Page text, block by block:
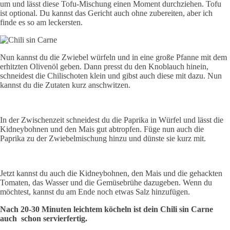
um und lässt diese Tofu-Mischung einen Moment durchziehen. Tofu
ist optional. Du kannst das Gericht auch ohne zubereiten, aber ich
finde es so am leckersten.
Nun kannst du die Zwiebel würfeln und in eine große Pfanne mit dem
erhitzten Olivenöl geben. Dann presst du den Knoblauch hinein,
schneidest die Chilischoten klein und gibst auch diese mit dazu. Nun
kannst du die Zutaten kurz anschwitzen.
In der Zwischenzeit schneidest du die Paprika in Würfel und lässt die
Kidneybohnen und den Mais gut abtropfen. Füge nun auch die
Paprika zu der Zwiebelmischung hinzu und dünste sie kurz mit.
Jetzt kannst du auch die Kidneybohnen, den Mais und die gehackten
Tomaten, das Wasser und die Gemüsebrühe dazugeben. Wenn du
möchtest, kannst du am Ende noch etwas Salz hinzufügen.
Nach 20-30 Minuten leichtem köcheln ist dein Chili sin Carne
auch schon servierfertig.